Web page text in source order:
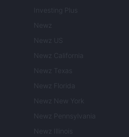
Investing Plus
Newz
Newz US
Newz California
Newz Texas
Newz Florida
Newz New York
Newz Pennsylvania
Newz Illinois